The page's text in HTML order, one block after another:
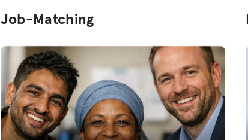
Job-Matching